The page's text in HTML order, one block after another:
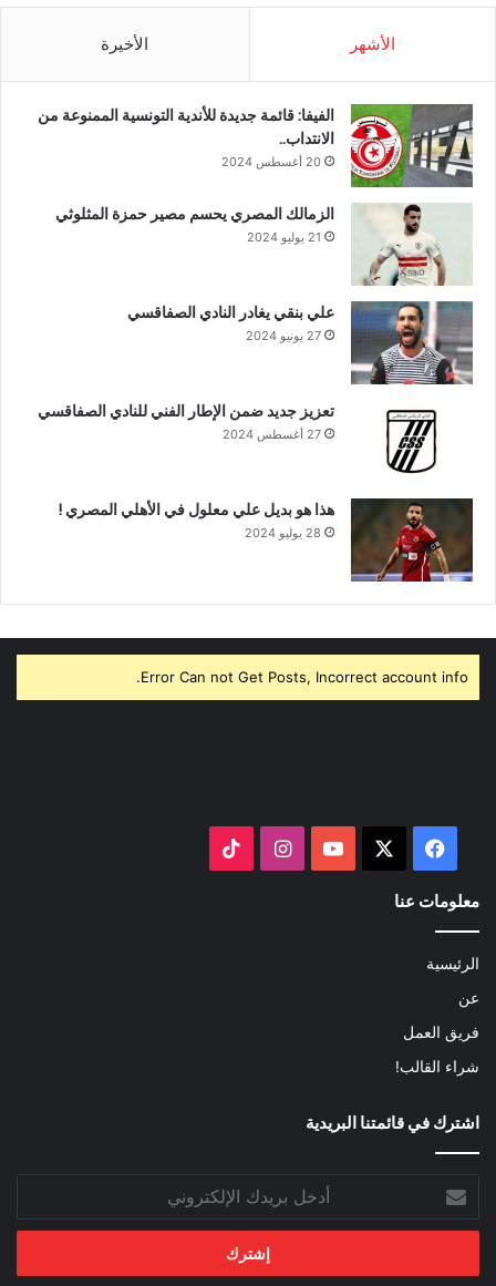
الأشهر الأخيرة
الفيفا: قائمة جديدة للأندية التونسية الممنوعة من
الانتداب..
20 أغسطس 2024
الزمالك المصري يحسم مصير حمزة المثلوثي
21 يوليو 2024
علي بنقي يغادر النادي الصفاقسي
27 يونيو 2024
تعزيز جديد ضمن الإطار الفني للنادي الصفاقسي
27 أغسطس 2024
هذا هو بديل علي معلول في الأهلي المصري !
28 يوليو 2024
Error Can not Get Posts, Incorrect account info.
فيسبوك ‫YouTubeانستقرام
معلومات عنا
الرئيسية
عن
فريق العمل
شراء القالب!
اشترك في قائمتنا البريدية
بريدك
الإلكتروني